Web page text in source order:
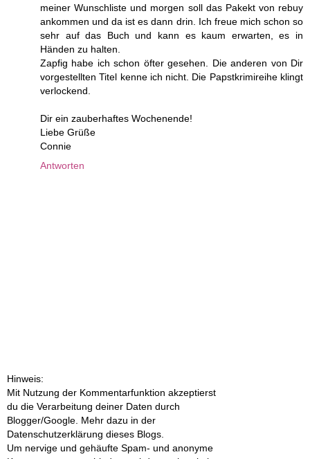
meiner Wunschliste und morgen soll das Pakekt von rebuy
ankommen und da ist es dann drin. Ich freue mich schon so
sehr auf das Buch und kann es kaum erwarten, es in
Händen zu halten.
Zapfig habe ich schon öfter gesehen. Die anderen von Dir
vorgestellten Titel kenne ich nicht. Die Papstkrimireihe klingt
verlockend.
Dir ein zauberhaftes Wochenende!
Liebe Grüße
Connie
Antworten
Hinweis:
Mit Nutzung der Kommentarfunktion akzeptierst
du die Verarbeitung deiner Daten durch
Blogger/Google. Mehr dazu in der
Datenschutzerklärung dieses Blogs.
Um nervige und gehäufte Spam- und anonyme